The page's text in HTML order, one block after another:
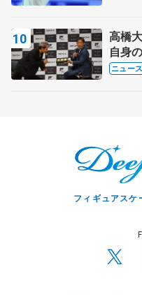
高橋
自身
ス兄
ニュース
フィギュアスケ